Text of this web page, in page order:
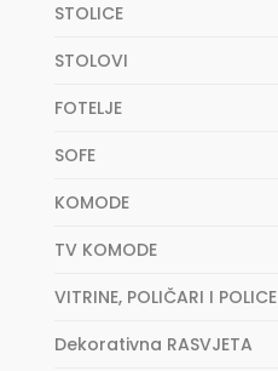
STOLICE
STOLOVI
FOTELJE
SOFE
KOMODE
TV KOMODE
VITRINE, POLIČARI I POLICE
Dekorativna RASVJETA